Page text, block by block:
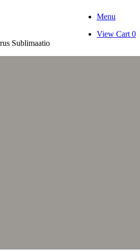
Sublimaatio
Menu
View
View Cart 0